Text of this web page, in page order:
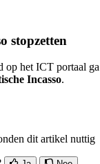
stopzetten
op het ICT portaal
Incasso.
dit artikel nuttig